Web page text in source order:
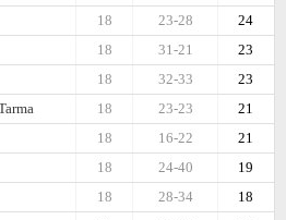
24
23-28
18
23
31-21
18
23
32-33
18
21
23-23
18
21
16-22
18
19
24-40
18
18
28-34
18